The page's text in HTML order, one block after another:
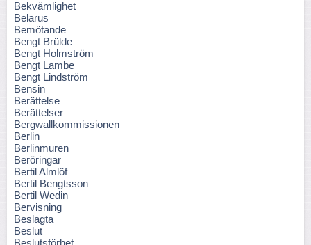
Bekvämlighet
Belarus
Bemötande
Bengt Brülde
Bengt Holmström
Bengt Lambe
Bengt Lindström
Bensin
Berättelse
Berättelser
Bergwallkommissionen
Berlin
Berlinmuren
Beröringar
Bertil Almlöf
Bertil Bengtsson
Bertil Wedin
Bervisning
Beslagta
Beslut
Beslutsförhet